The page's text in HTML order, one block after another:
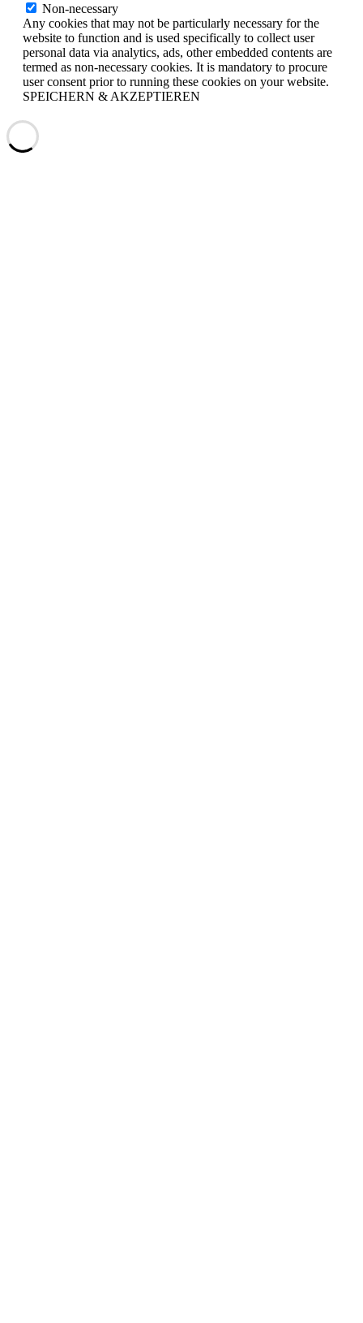
Non-necessary
Any cookies that may not be particularly necessary for the
website to function and is used specifically to collect user
personal data via analytics, ads, other embedded contents are
termed as non-necessary cookies. It is mandatory to procure
user consent prior to running these cookies on your website.
SPEICHERN & AKZEPTIEREN